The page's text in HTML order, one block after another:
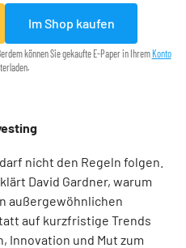
Im Shop kaufen
können Sie gekaufte E-Paper in Ihrem Konto
nicht den Regeln folgen.
David Gardner, warum
außer­gewöhnlichen
auf kurzfristige Trends
Innovation und Mut zum